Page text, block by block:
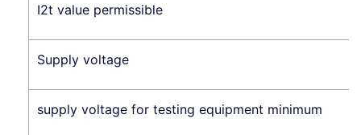
I2t value permissible
Supply voltage
supply voltage for testing equipment minimum